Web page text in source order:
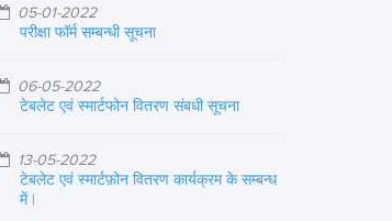
05-01-2022
परीक्षा फॉर्म सम्बन्धी सूचना
06-05-2022
टेबलेट एवं स्मार्टफोन वितरण संबधी सूचना
13-05-2022
टेबलेट एवं स्मार्टफ़ोन वितरण कार्यक्रम के सम्बन्ध
में |